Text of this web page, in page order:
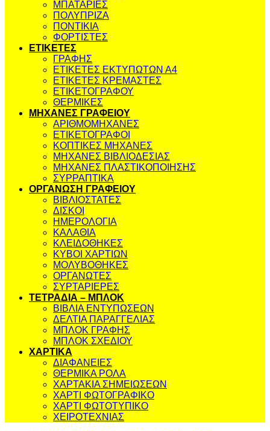
ΜΠΑΤΑΡΙΕΣ
ΠΟΛΥΠΡΙΖΑ
ΠΟΝΤΙΚΙΑ
ΦΟΡΤΙΣΤΕΣ
ΕΤΙΚΕΤΕΣ
ΓΡΑΦΗΣ
ΕΤΙΚΕΤΕΣ ΕΚΤΥΠΩΤΩΝ Α4
ΕΤΙΚΕΤΕΣ ΚΡΕΜΑΣΤΕΣ
ΕΤΙΚΕΤΟΓΡΑΦΟΥ
ΘΕΡΜΙΚΕΣ
ΜΗΧΑΝΕΣ ΓΡΑΦΕΙΟΥ
ΑΡΙΘΜΟΜΗΧΑΝΕΣ
ΕΤΙΚΕΤΟΓΡΑΦΟΙ
ΚΟΠΤΙΚΕΣ ΜΗΧΑΝΕΣ
ΜΗΧΑΝΕΣ ΒΙΒΛΙΟΔΕΣΙΑΣ
ΜΗΧΑΝΕΣ ΠΛΑΣΤΙΚΟΠΟΙΗΣΗΣ
ΣΥΡΡΑΠΤΙΚΑ
ΟΡΓΑΝΩΣΗ ΓΡΑΦΕΙΟΥ
ΒΙΒΛΙΟΣΤΑΤΕΣ
ΔΙΣΚΟΙ
ΗΜΕΡΟΛΟΓΙΑ
ΚΑΛΑΘΙΑ
ΚΛΕΙΔΟΘΗΚΕΣ
ΚΥΒΟΙ ΧΑΡΤΙΩΝ
ΜΟΛΥΒΟΘΗΚΕΣ
ΟΡΓΑΝΩΤΕΣ
ΣΥΡΤΑΡΙΕΡΕΣ
ΤΕΤΡΑΔΙΑ – ΜΠΛΟΚ
ΒΙΒΛΙΑ ΕΝΤΥΠΩΣΕΩΝ
ΔΕΛΤΙΑ ΠΑΡΑΓΓΕΛΙΑΣ
ΜΠΛΟΚ ΓΡΑΦΗΣ
ΜΠΛΟΚ ΣΧΕΔΙΟΥ
ΧΑΡΤΙΚΑ
ΔΙΑΦΑΝΕΙΕΣ
ΘΕΡΜΙΚΑ ΡΟΛΑ
ΧΑΡΤΑΚΙΑ ΣΗΜΕΙΩΣΕΩΝ
ΧΑΡΤΙ ΦΩΤΟΓΡΑΦΙΚΟ
ΧΑΡΤΙ ΦΩΤΟΤΥΠΙΚΟ
ΧΕΙΡΟΤΕΧΝΙΑΣ